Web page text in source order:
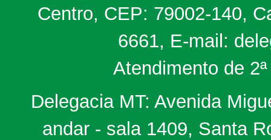
Centro, CEP: 79002-140,
6661, E-mail:
Atendimento de
Delegacia MT: Avenida
andar - sala 1409, Santa